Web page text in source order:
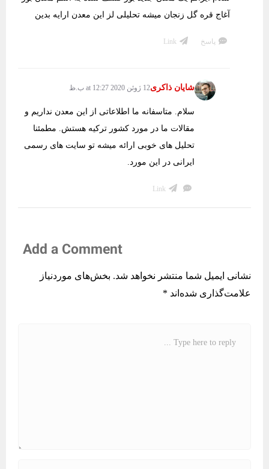
آغاج قره گل زنجان میشه تحلیلی لز این معدن ارایه بدین
پاسخ Link
شایان ذاکری12 ژوئن 2020 at 12:27 ب.ظ
سلام. متاسفانه ما اطلاعاتی از این معدن نداریم و
مقالات ما در مورد کشور ترکیه هستش. مطمئنا
تحلیل های خوبی ارائه میشه تو سایت های رسمی
ایرانی در این مورد.
Link
Add a Comment
نشانی ایمیل شما منتشر نخواهد شد. بخش‌های موردنیاز
علامت‌گذاری شده‌اند *